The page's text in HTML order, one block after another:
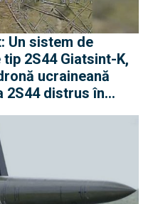
Un sistem de
2S44 Giatsint-K,
ucraineană
2S44 distrus în